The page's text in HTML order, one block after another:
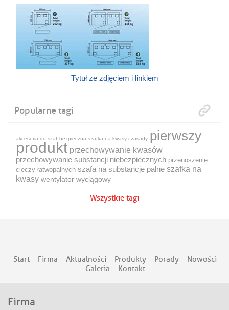
Tytuł ze zdjęciem i linkiem
Popularne tagi
akcesoria do szaf bezpieczna szafka na kwasy i zasady pierwszy
produkt przechowywanie kwasów
przechowywanie substancji niebezpiecznych przenoszenie
cieczy łatwopalnych szafa na substancje palne szafka na
kwasy wentylator wyciągowy
Wszystkie tagi
Start Firma Aktualności Produkty Porady
Nowości
Galeria
Kontakt
Firma